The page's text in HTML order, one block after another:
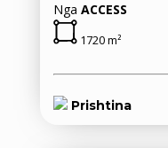
Nga ACCESS
1720 m²
Prishtina